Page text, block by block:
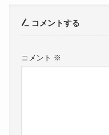
コメントする
コメント ※